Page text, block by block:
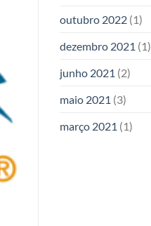
outubro 2022(1)
dezembro 2021 (1)
junho 2021 (2)
maio 2021 (3)
março 2021 (1)